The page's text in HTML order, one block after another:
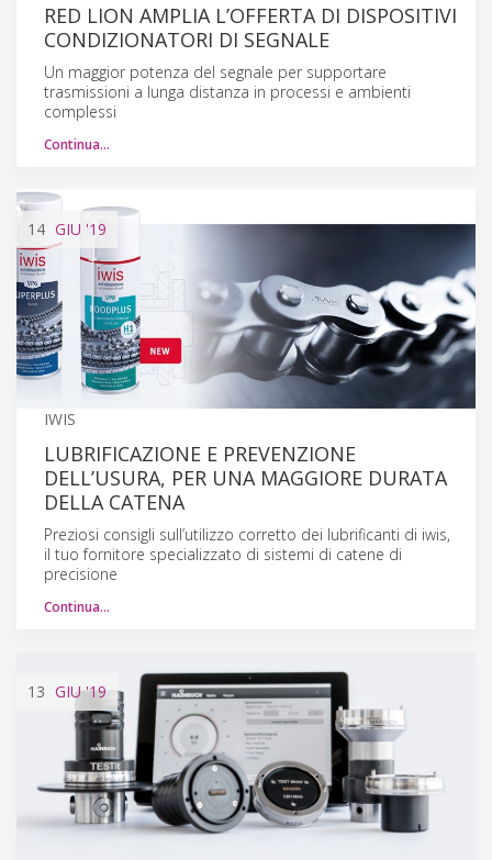
RED LION AMPLIA L’OFFERTA DI DISPOSITIVI
CONDIZIONATORI DI SEGNALE
Un maggior potenza del segnale per supportare
trasmissioni a lunga distanza in processi e ambienti
complessi
Continua…
14 GIU '19
IWIS
LUBRIFICAZIONE E PREVENZIONE
DELL’USURA, PER UNA MAGGIORE DURATA
DELLA CATENA
Preziosi consigli sull’utilizzo corretto dei lubrificanti di iwis,
il tuo fornitore specializzato di sistemi di catene di
precisione
Continua…
13 GIU'19